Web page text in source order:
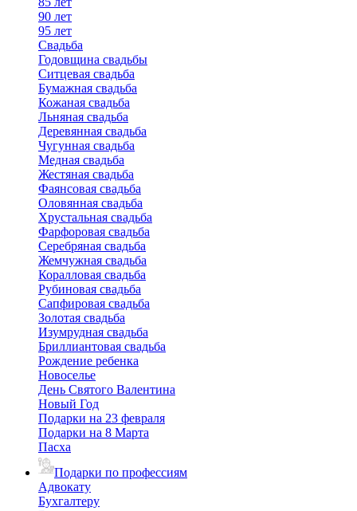
90 лет
95 лет
Свадьба
Годовщина свадьбы
Ситцевая свадьба
Бумажная свадьба
Кожаная свадьба
Льняная свадьба
Деревянная свадьба
Чугунная свадьба
Медная свадьба
Жестяная свадьба
Фаянсовая свадьба
Оловянная свадьба
Хрустальная свадьба
Фарфоровая свадьба
Серебряная свадьба
Жемчужная свадьба
Коралловая свадьба
Рубиновая свадьба
Сапфировая свадьба
Золотая свадьба
Изумрудная свадьба
Бриллиантовая свадьба
Рождение ребенка
Новоселье
День Святого Валентина
Новый Год
Подарки на 23 февраля
Подарки на 8 Марта
Пасха
Подарки по профессиям
Адвокату
Бухгалтеру